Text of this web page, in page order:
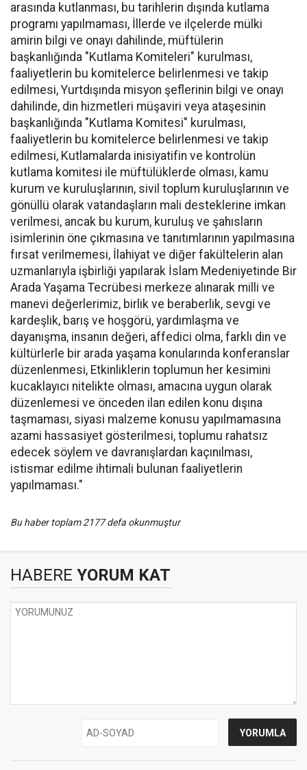
arasında kutlanması, bu tarihlerin dışında kutlama
programı yapılmaması, İllerde ve ilçelerde mülki
amirin bilgi ve onayı dahilinde, müftülerin
başkanlığında "Kutlama Komiteleri" kurulması,
faaliyetlerin bu komitelerce belirlenmesi ve takip
edilmesi, Yurtdışında misyon şeflerinin bilgi ve onayı
dahilinde, din hizmetleri müşaviri veya ataşesinin
başkanlığında "Kutlama Komitesi" kurulması,
faaliyetlerin bu komitelerce belirlenmesi ve takip
edilmesi, Kutlamalarda inisiyatifin ve kontrolün
kutlama komitesi ile müftülüklerde olması, kamu
kurum ve kuruluşlarının, sivil toplum kuruluşlarının ve
gönüllü olarak vatandaşların mali desteklerine imkan
verilmesi, ancak bu kurum, kuruluş ve şahısların
isimlerinin öne çıkmasına ve tanıtımlarının yapılmasına
fırsat verilmemesi, İlahiyat ve diğer fakültelerin alan
uzmanlarıyla işbirliği yapılarak İslam Medeniyetinde Bir
Arada Yaşama Tecrübesi merkeze alınarak milli ve
manevi değerlerimiz, birlik ve beraberlik, sevgi ve
kardeşlik, barış ve hoşgörü, yardımlaşma ve
dayanışma, insanın değeri, affedici olma, farklı din ve
kültürlerle bir arada yaşama konularında konferanslar
düzenlenmesi, Etkinliklerin toplumun her kesimini
kucaklayıcı nitelikte olması, amacına uygun olarak
düzenlemesi ve önceden ilan edilen konu dışına
taşmaması, siyasi malzeme konusu yapılmamasına
azami hassasiyet gösterilmesi, toplumu rahatsız
edecek söylem ve davranışlardan kaçınılması,
istismar edilme ihtimali bulunan faaliyetlerin
yapılmaması."
Bu haber toplam 2177 defa okunmuştur
HABERE YORUM KAT